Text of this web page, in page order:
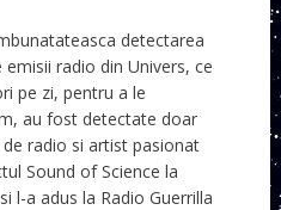
detectarea
radio din Univers, ce
pe zi, pentru a le
au fost detectate doar
radio si artist pasionat
Sound of Science la
l-a adus la Radio Guerrilla